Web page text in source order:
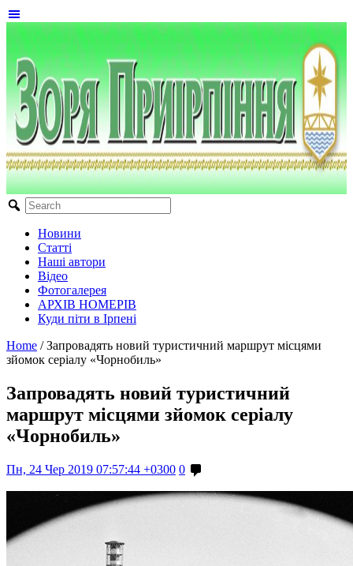
Новини
Статті
Наші автори
Відео
Фотогалерея
АРХІВ НОМЕРІВ
Куди піти в Ірпені
Home / Запровадять новий туристичний маршрут місцями
зйомок серіалу «Чорнобиль»
Запровадять новий туристичний
маршрут місцями зйомок серіалу
«Чорнобиль»
Пн, 24 Чер 2019 07:57:44 +0300 0